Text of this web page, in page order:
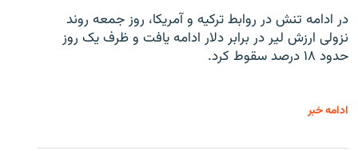
در ادامه تنش در روابط ترکیه و آمریکا، روز جمعه روند
نزولی ارزش لیر در برابر دلار ادامه یافت و ظرف یک روز
حدود ۱۸ درصد سقوط کرد.
ادامه خبر